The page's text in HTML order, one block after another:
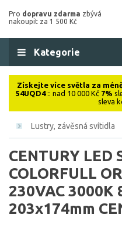
Pro dopravu zdarma zbývá
nakoupit za 1 500 Kč
Kategorie
Získejte více světla za
54UQD4:: nad 10 000 Kč 7%
sleva
Lustry, závěsná svítidla
CENTURY LED
COLORFULL
230VAC 3000K
203x174mm